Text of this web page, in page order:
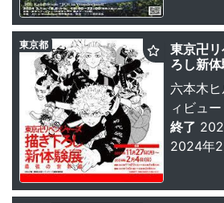
東京卍
ろし新
六本木
ィビュー
終了
2024年
東京都